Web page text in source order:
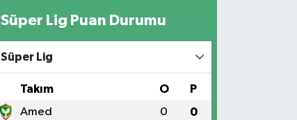
Süper Lig Puan Durumu
Süper Lig
Takım O P
Amed 0 0